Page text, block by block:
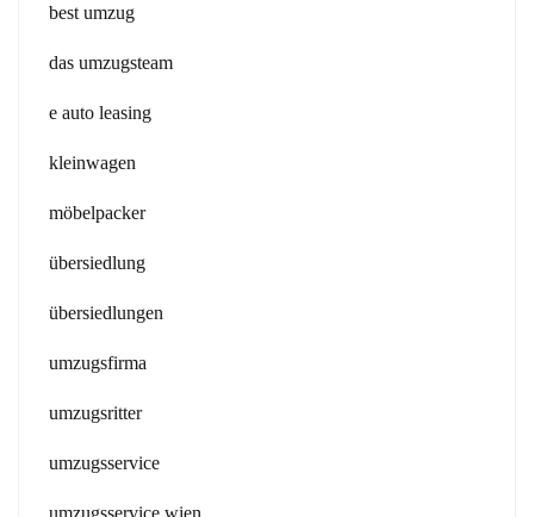
best umzug
das umzugsteam
e auto leasing
kleinwagen
möbelpacker
übersiedlung
übersiedlungen
umzugsfirma
umzugsritter
umzugsservice
umzugsservice wien